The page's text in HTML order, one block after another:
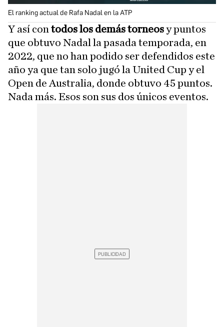
El ranking actual de Rafa Nadal en la ATP
Y así con todos los demás torneosy puntos
que obtuvo Nadal la pasada temporada, en
2022, que no han podido ser defendidos este
año ya que tan solo jugó la United Cup y el
Open de Australia, donde obtuvo 45 puntos.
Nada más. Esos son sus dos únicos eventos.